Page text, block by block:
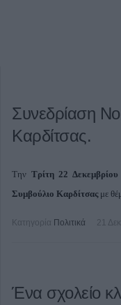
Συνεδρίαση
Καρδίτσας.
Την Τρίτη 22
Συμβούλιο Καρδίτσαςμε
Κατηγορία Πολιτικά 21
Ένα σχολείο